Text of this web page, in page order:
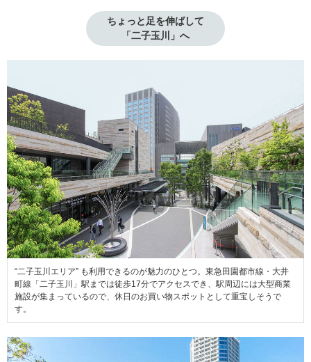
ちょっと足を伸ばして
「二子玉川」へ
“二子玉川エリア” も利用できるのが魅力のひとつ。東急田園都市線・大井
町線「二子玉川」駅までは徒歩17分でアクセスでき、駅周辺には大型商業
施設が集まっているので、休日のお買い物スポットとして重宝しそうで
す。